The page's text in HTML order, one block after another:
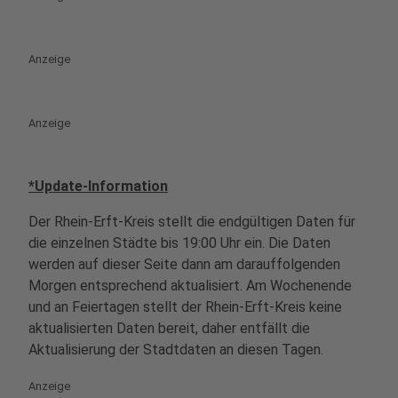
Anzeige
Anzeige
*Update-Information
Der Rhein-Erft-Kreis stellt die endgültigen Daten für
die einzelnen Städte bis 19:00 Uhr ein. Die Daten
werden auf dieser Seite dann am darauffolgenden
Morgen entsprechend aktualisiert. Am Wochenende
und an Feiertagen stellt der Rhein-Erft-Kreis keine
aktualisierten Daten bereit, daher entfällt die
Aktualisierung der Stadtdaten an diesen Tagen.
Anzeige